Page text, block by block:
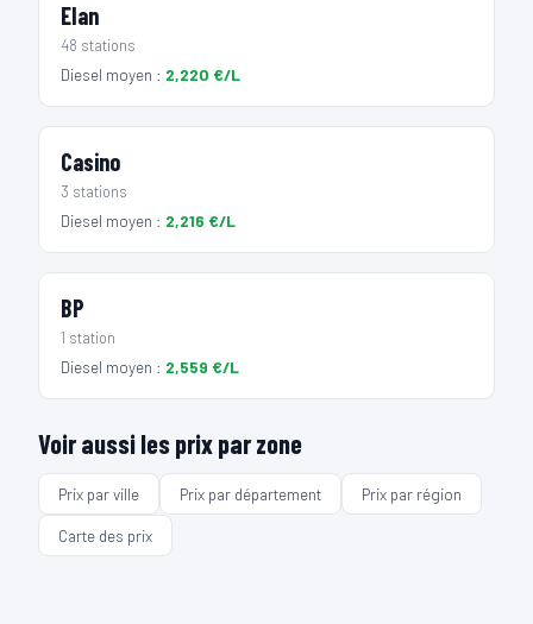
Elan
48 stations
Diesel moyen : 2,220 €/L
Casino
3 stations
Diesel moyen : 2,216 €/L
BP
1 station
Diesel moyen : 2,559 €/L
Voir aussi les prix par zone
Prix par ville Prix par département Prix par région
Carte des prix